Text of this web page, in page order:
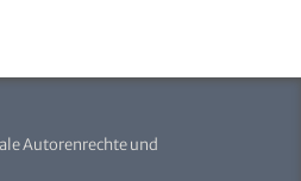
Autorenrechte und